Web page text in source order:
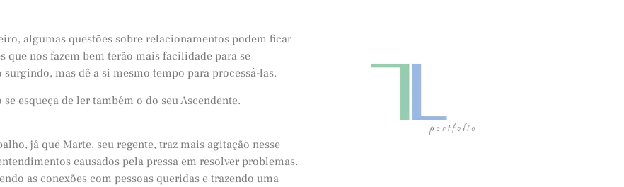
algumas questões sobre relacionamentos podem ficar
que nos fazem bem terão mais facilidade para se
mas dê a si mesmo tempo para processá-las.
esqueça de ler também o do seu Ascendente.
já que Marte, seu regente, traz mais agitação nesse
causados pela pressa em resolver problemas.
as conexões com pessoas queridas e trazendo uma